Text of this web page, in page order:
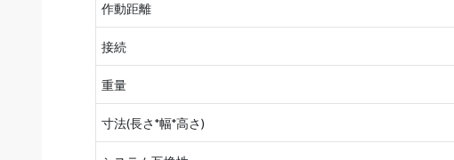
作動距離
接続
重量
寸法(長さ*幅*高さ)